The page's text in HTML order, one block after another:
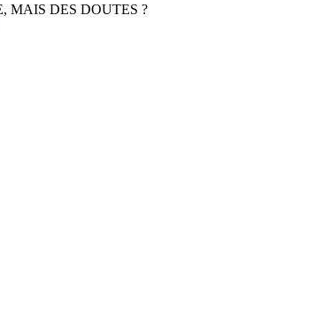
MAIS DES DOUTES ?